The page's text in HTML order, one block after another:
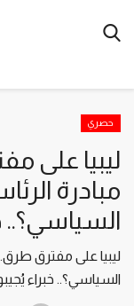
حصري
ليبيا على
مبادرة
السياسي؟..
ليبيا على مفترق
السياسي؟.. خبراء